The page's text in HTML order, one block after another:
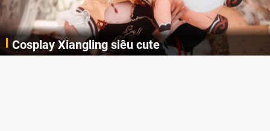
Cosplay Xiangling siêu cute